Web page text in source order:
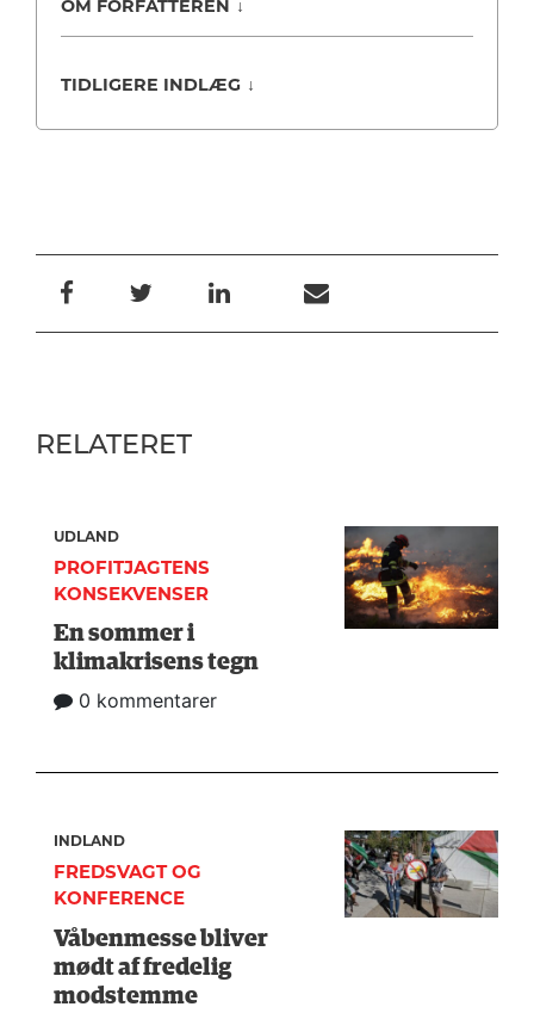
OM FORFATTEREN ↓
TIDLIGERE INDLÆG ↓
RELATERET
UDLAND
PROFITJAGTENS
KONSEKVENSER
En sommer i
klimakrisens tegn
0 kommentarer
INDLAND
FREDSVAGT OG
KONFERENCE
Våbenmesse bliver
mødt af fredelig
modstemme